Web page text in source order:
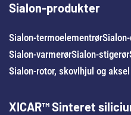
Sialon-produkter
Sialon-termoelementrør
Sialon-varmerørSialon-stigerør
Sialon-rotor, skovlhjul og aksel
XICAR™ Sinteret